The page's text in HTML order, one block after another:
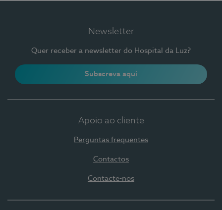
Newsletter
Quer receber a newsletter do Hospital da Luz?
Subscreva aqui
Apoio ao cliente
Perguntas frequentes
Contactos
Contacte-nos